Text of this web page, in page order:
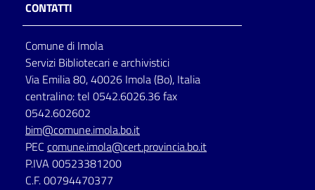
Seguici
su
CONTATTI
Comune di Imola
Servizi Bibliotecari e archivistici
Via Emilia 80, 40026 Imola (Bo), Italia
centralino: tel 0542.6026.36 fax
0542.602602
bim@comune.imola.bo.it
PEC comune.imola@cert.provincia.bo.it
P.IVA 00523381200
C.F. 00794470377